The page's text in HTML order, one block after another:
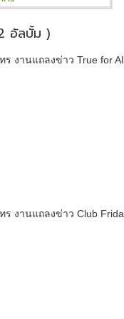
อัลบั้ม )
งานแถลงข่าว True for
งานแถลงข่าว Club